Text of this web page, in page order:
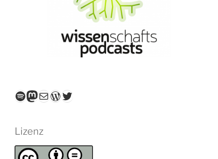
Spotify
Mastodon
E-MailWordPress
Twitter
Lizenz